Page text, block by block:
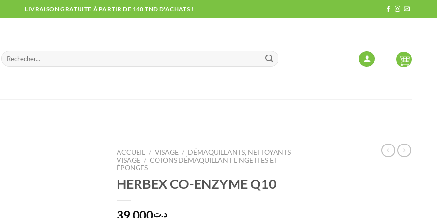
LIVRAISON GRATUITE À PARTIR DE 140 TND D'ACHATS !
Recherche
pour :
ACCUEIL / VISAGE / DÉMAQUILLANTS, NETTOYANTS
VISAGE / COTONS DÉMAQUILLANT LINGETTES ET
ÉPONGES
HERBEX CO-ENZYME Q10
د.ت39.000